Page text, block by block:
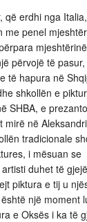
që erdhi nga
me penel
përvojë të
të hapura në
shkollën e
SHBA, e
mirë në
tradicionale
i mësuan se
duhet të
piktura e tij u
një moment
e Oksës i ka të